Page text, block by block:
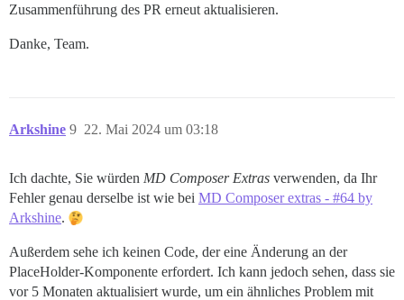
Zusammenführung des PR erneut aktualisieren.
Danke, Team.
Arkshine 22. Mai 2024 um 03:18
9
Ich dachte, Sie würden MD Composer Extras verwenden, da Ihr
Fehler genau derselbe ist wie bei MD Composer extras - #64 by
Arkshine.
Außerdem sehe ich keinen Code, der eine Änderung an der
PlaceHolder-Komponente erfordert. Ich kann jedoch sehen, dass sie
vor 5 Monaten aktualisiert wurde, um ein ähnliches Problem mit